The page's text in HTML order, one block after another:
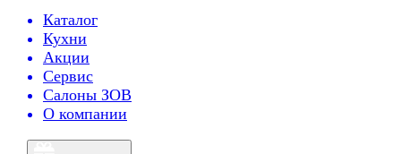
Каталог
Кухни
Акции
Сервис
Салоны ЗОВ
О компании